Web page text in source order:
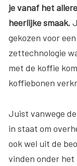
je vanaf het
heerlijke smaak.
gekozen voor
zettechnologie
met de koffie
koffiebonen
Juist vanwege
in staat om
ook wel uit de
vinden onder het